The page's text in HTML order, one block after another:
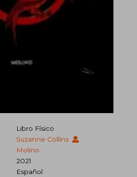
Libro Físico
Suzanne Collins
Molino
2021
Español